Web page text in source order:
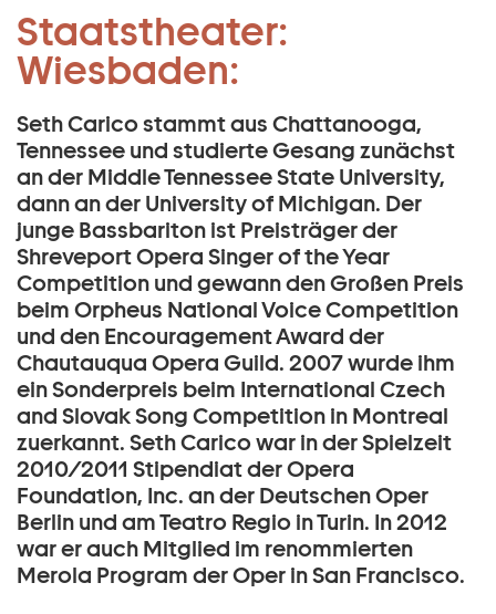
Zum Hauptinhalt springen
Zum Footer springen
Staatstheater:
Wiesbaden:
Sänger:
Seth Carico:
Seth Carico stammt aus Chattanooga,
Tennessee und studierte Gesang zunächst
an der Middle Tennessee State University,
dann an der University of Michigan. Der
junge Bassbariton ist Preisträger der
Shreveport Opera Singer of the Year
Competition und gewann den Großen Preis
beim Orpheus National Voice Competition
und den Encouragement Award der
Chautauqua Opera Guild. 2007 wurde ihm
ein Sonderpreis beim International Czech
and Slovak Song Competition in Montreal
zuerkannt. Seth Carico war in der Spielzeit
2010/2011 Stipendiat der Opera
Foundation, Inc. an der Deutschen Oper
Berlin und am Teatro Regio in Turin. In 2012
war er auch Mitglied im renommierten
Merola Program der Oper in San Francisco.